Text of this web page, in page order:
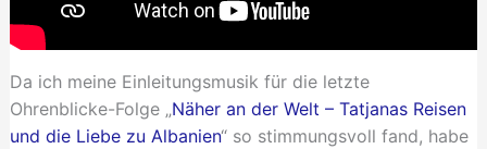
Da ich meine Einleitungsmusik für die letzte
Ohrenblicke-Folge „Näher an der Welt – Tatjanas Reisen
und die Liebe zu Albanien“ so stimmungsvoll fand, habe